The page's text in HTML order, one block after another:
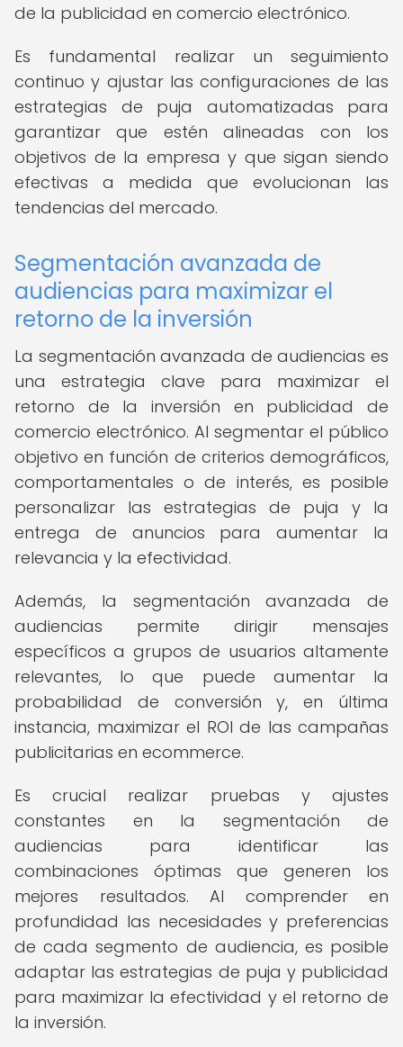
de la publicidad en comercio electrónico.
Es fundamental realizar un seguimiento
continuo y ajustar las configuraciones de las
estrategias de puja automatizadas para
garantizar que estén alineadas con los
objetivos de la empresa y que sigan siendo
efectivas a medida que evolucionan las
tendencias del mercado.
Segmentación avanzada de
audiencias para maximizar el
retorno de la inversión
La segmentación avanzada de audiencias es
una estrategia clave para maximizar el
retorno de la inversión en publicidad de
comercio electrónico. Al segmentar el público
objetivo en función de criterios demográficos,
comportamentales o de interés, es posible
personalizar las estrategias de puja y la
entrega de anuncios para aumentar la
relevancia y la efectividad.
Además, la segmentación avanzada de
audiencias permite dirigir mensajes
específicos a grupos de usuarios altamente
relevantes, lo que puede aumentar la
probabilidad de conversión y, en última
instancia, maximizar el ROI de las campañas
publicitarias en ecommerce.
Es crucial realizar pruebas y ajustes
constantes en la segmentación de
audiencias para identificar las
combinaciones óptimas que generen los
mejores resultados. Al comprender en
profundidad las necesidades y preferencias
de cada segmento de audiencia, es posible
adaptar las estrategias de puja y publicidad
para maximizar la efectividad y el retorno de
la inversión.